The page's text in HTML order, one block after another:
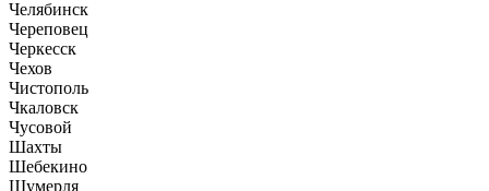
Челябинск
Череповец
Черкесск
Чехов
Чистополь
Чкаловск
Чусовой
Шахты
Шебекино
Шумерля